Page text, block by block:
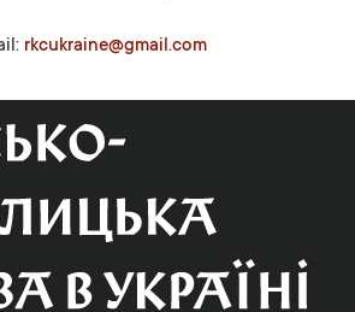
rkcukraine@gmail.com